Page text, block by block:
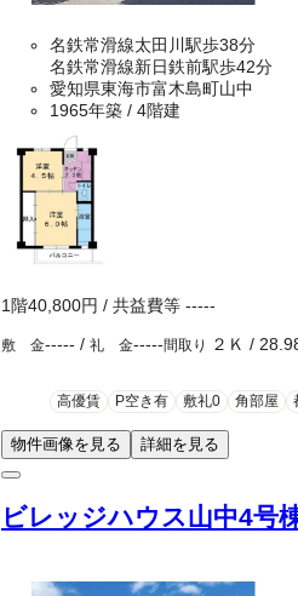
名鉄常滑線太田川駅歩38分
名鉄常滑線新日鉄前駅歩42分
愛知県東海市富木島町山中
1965年築 / 4階建
1階40,800円 / 共益費等 -----
敷 金----- / 礼 金-----間取り ２Ｋ /
高優賃 P空き有 敷礼0 角部屋
物件画像を見る 詳細を見る
ビレッジハウス山中4号